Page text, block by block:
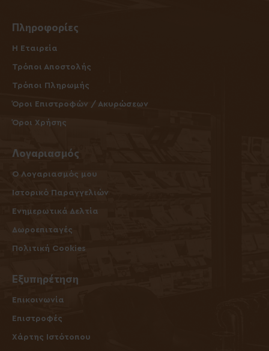
Πληροφορίες
Η Εταιρεία
Τρόποι Αποστολής
Τρόποι Πληρωμής
Όροι Επιστροφών / Ακυρώσεων
Όροι Χρήσης
Λογαριασμός
O Λογαριασμός μου
Ιστορικό Παραγγελιών
Ενημερωτικά Δελτία
Δωροεπιταγές
Πολιτική Cookies
Εξυπηρέτηση
Επικοινωνία
Επιστροφές
Χάρτης Ιστότοπου